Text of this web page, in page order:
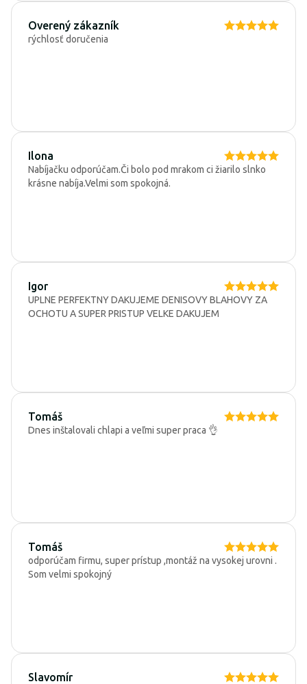
Overený zákazník
rýchlosť doručenia
Ilona
Nabíjačku odporúčam.Či bolo pod mrakom ci žiarilo slnko
krásne nabíja.Velmi som spokojná.
Igor
UPLNE PERFEKTNY DAKUJEME DENISOVY BLAHOVY ZA
OCHOTU A SUPER PRISTUP VELKE DAKUJEM
Tomáš
Dnes inštalovali chlapi a veľmi super praca 👌
Tomáš
odporúčam firmu, super prístup ,montáž na vysokej urovni .
Som velmi spokojný
Slavomír